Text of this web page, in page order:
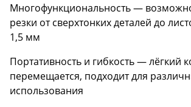
Многофункциональность —
резки от сверхтонких деталей до
1,5 мм
Портативность и гибкость — лёгкий
перемещается, подходит для
использования